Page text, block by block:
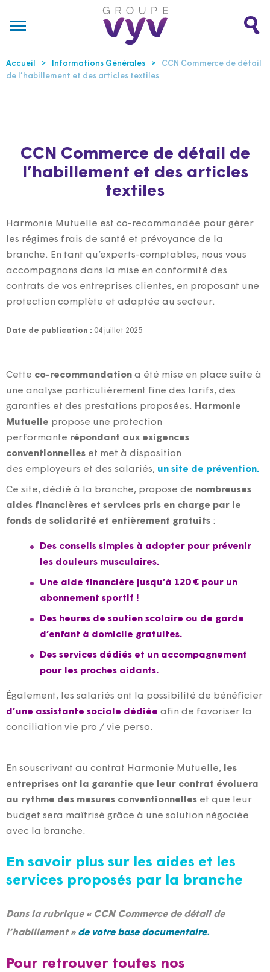
Accueil Informations Générales
CCN Commerce de détail
de l’habillement et des articles textiles
CCN Commerce de détail de
l’habillement et des articles
textiles
Harmonie Mutuelle est co-recommandée pour gérer
les régimes frais de santé et prévoyance de la
branche. En tant qu’experts-comptables, nous vous
accompagnons dans la mise en conformité des
contrats de vos entreprises clientes, en proposant une
protection complète et adaptée au secteur.
Date de publication : 04 juillet 2025
Cette co-recommandation a été mise en place suite à
une analyse particulièrement fine des tarifs, des
garanties et des prestations proposées. Harmonie
Mutuelle propose une protection
performante répondant aux exigences
conventionnelles et met à disposition
des employeurs et des salariés, un site de prévention.
Ce site, dédié à la branche, propose de nombreuses
aides financières et services pris en charge par le
fonds de solidarité et entièrement gratuits :
Des conseils simples à adopter pour prévenir
les douleurs musculaires.
Une aide financière jusqu’à 120 € pour un
abonnement sportif !
Des heures de soutien scolaire ou de garde
d’enfant à domicile gratuites.
Des services dédiés et un accompagnement
pour les proches aidants.
Également, les salariés ont la possibilité de bénéficier
d’une assistante sociale dédiée afin de favoriser la
conciliation vie pro / vie perso.
En souscrivant au contrat Harmonie Mutuelle,
les
entreprises ont la garantie que leur contrat évoluera
au rythme des mesures conventionnelles et que leur
budget sera maîtrisé grâce à une solution négociée
avec la branche.
En savoir plus sur les aides et les
services proposés par la branche
Dans la rubrique « CCN Commerce de détail de
l’habillement »de votre base documentaire.
Pour retrouver toutes nos